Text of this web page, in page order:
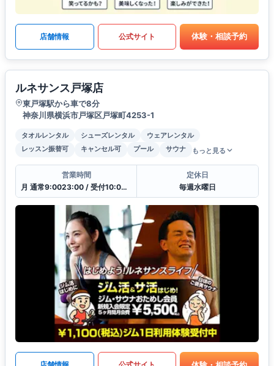
店舗情報 公式サイト 体験・相談予約
ルネサンス戸塚店
東戸塚駅から車で8分
神奈川県横浜市戸塚区戸塚町4253-1
タオルレンタル シューズレンタル
ウェアレンタル
レッスン振替可
キャンセル可 プール サウナ もっと見る
営業時間
月 通常9:0023:00 / 受付10:00〜21:00
定休日
毎週水曜日